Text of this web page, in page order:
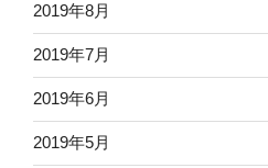
2019年8月
2019年7月
2019年6月
2019年5月